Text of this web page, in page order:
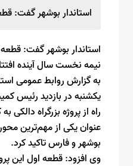
استاندار بوشهر گفت:
استاندار بوشهر گفت: قطعه
نیمه نخست سال آینده
به گزارش روابط عمومی
یکشنبه در بازدید رئیس
راه از پروژه بزرگراه دالکی
عنوان یکی از مهم‌ترین
بوشهر و فارس تاکید کرد.